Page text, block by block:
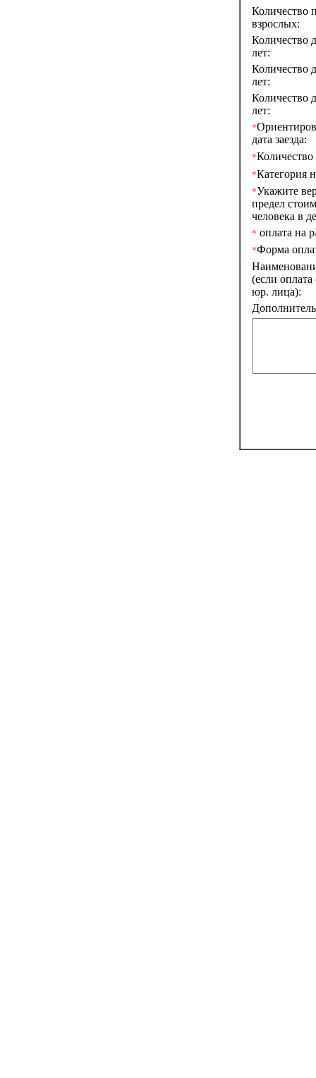
Количество
взрослых:
Количество
лет:
Количество
лет:
Количество
лет:
*
дата заезда:
*
*Категория
*Укажите
предел
человека в
* оплата на
*Форма
(если
юр. лица):